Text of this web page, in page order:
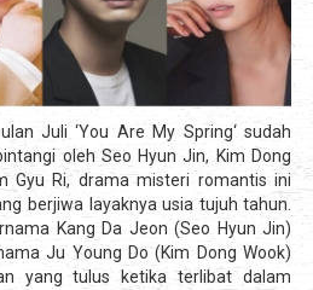
Juli ‘You Are My Spring‘ sudah
oleh Seo Hyun Jin, Kim Dong
Gyu Ri, drama misteri romantis ini
berjiwa layaknya usia tujuh tahun.
Kang Da Jeon (Seo Hyun Jin)
Ju Young Do (Kim Dong Wook)
yang tulus ketika terlibat dalam